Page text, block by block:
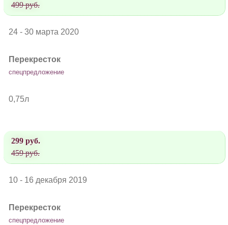
499 руб.
24 - 30 марта 2020
Перекресток
спецпредложение
0,75л
299 руб.
459 руб.
10 - 16 декабря 2019
Перекресток
спецпредложение